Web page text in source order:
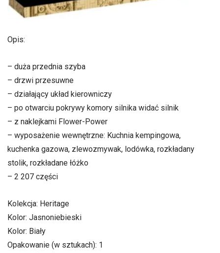
Opis:
– duża przednia szyba
– drzwi przesuwne
– działający układ kierowniczy
– po otwarciu pokrywy komory silnika widać silnik
– z naklejkami Flower-Power
– wyposażenie wewnętrzne: Kuchnia kempingowa,
kuchenka gazowa, zlewozmywak, lodówka, rozkładany
stolik, rozkładane łóżko
– 2 207 części
Kolekcja: Heritage
Kolor: Jasnoniebieski
Kolor: Biały
Opakowanie (w sztukach): 1